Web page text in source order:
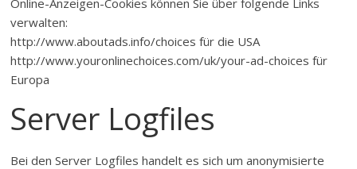
verwalten:
http://www.aboutads.info/choices für die USA
http://www.youronlinechoices.com/uk/your-ad-choices für
Europa
Server Logfiles
Bei den Server Logfiles handelt es sich um anonymisierte